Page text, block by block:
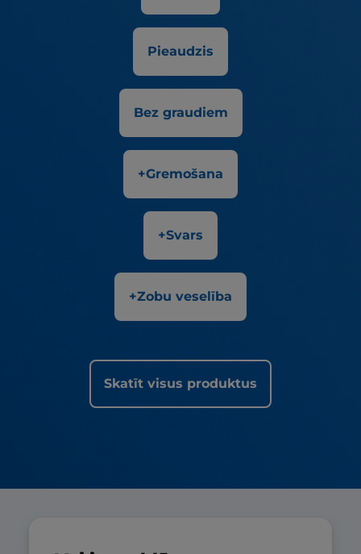
Pieaudzis
Bez graudiem
+Gremošana
+Svars
+Zobu veselība
Skatīt visus produktus